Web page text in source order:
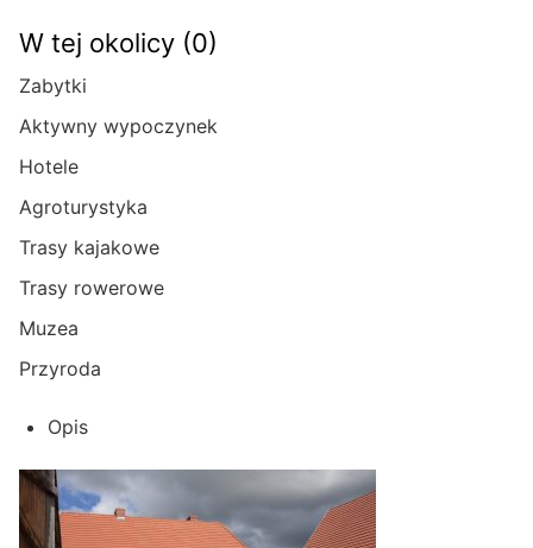
W tej okolicy (0)
Zabytki
Aktywny wypoczynek
Hotele
Agroturystyka
Trasy kajakowe
Trasy rowerowe
Muzea
Przyroda
Opis